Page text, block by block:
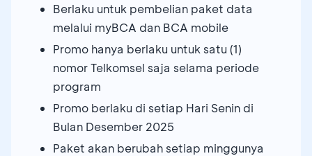
Berlaku untuk pembelian paket data
melalui myBCA dan BCA mobile
Promo hanya berlaku untuk satu (1)
nomor Telkomsel saja selama periode
program
Promo berlaku di setiap Hari Senin di
Bulan Desember 2025
Paket akan berubah setiap minggunya